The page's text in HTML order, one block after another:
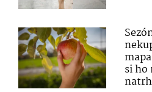
si ho